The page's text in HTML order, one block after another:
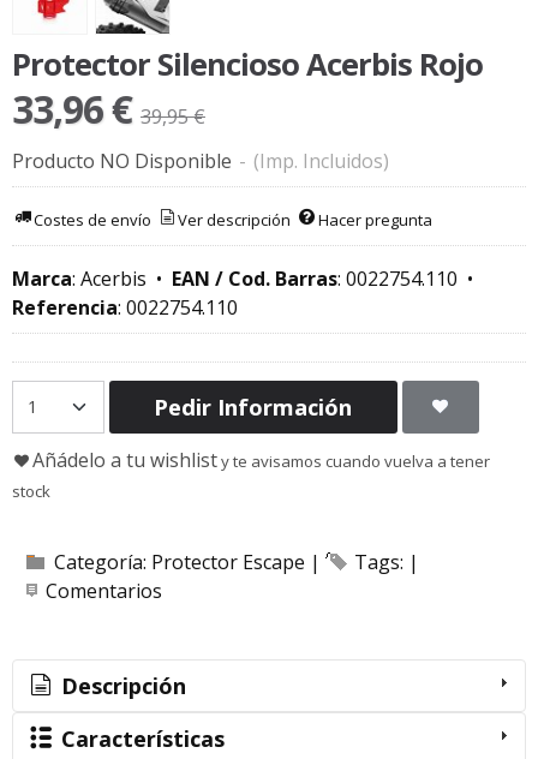
Protector Silencioso Acerbis Rojo
33,96 € 39,95 €
Producto NO Disponible - (Imp. Incluidos)
Costes de envío Ver descripción Hacer pregunta
Marca: Acerbis • EAN / Cod. Barras: 0022754.110 •
Referencia: 0022754.110
Pedir Información
Añádelo a tu wishlisty te avisamos cuando vuelva a tener
stock
Categoría: Protector Escape | Tags: |
Comentarios
Descripción
Características